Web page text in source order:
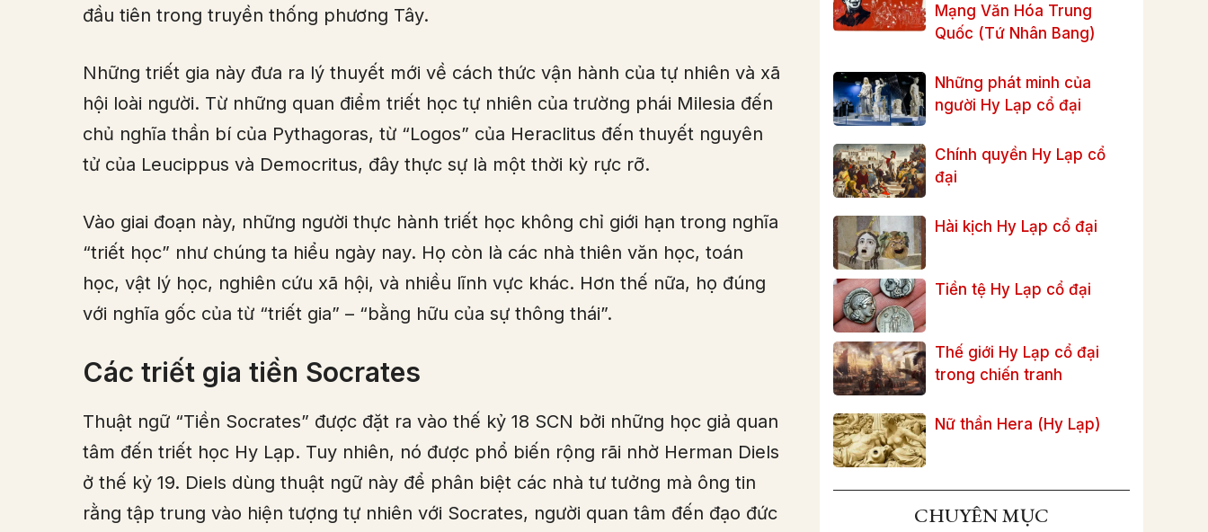
đầu tiên trong truyền thống phương Tây.
Những triết gia này đưa ra lý thuyết mới về cách thức vận hành của tự nhiên và xã
hội loài người. Từ những quan điểm triết học tự nhiên của trường phái Milesia đến
chủ nghĩa thần bí của Pythagoras, từ “Logos” của Heraclitus đến thuyết nguyên
tử của Leucippus và Democritus, đây thực sự là một thời kỳ rực rỡ.
Vào giai đoạn này, những người thực hành triết học không chỉ giới hạn trong nghĩa
“triết học” như chúng ta hiểu ngày nay. Họ còn là các nhà thiên văn học, toán
học, vật lý học, nghiên cứu xã hội, và nhiều lĩnh vực khác. Hơn thế nữa, họ đúng
với nghĩa gốc của từ “triết gia” – “bằng hữu của sự thông thái”.
Các triết gia tiền Socrates
Thuật ngữ “Tiền Socrates” được đặt ra vào thế kỷ 18 SCN bởi những học giả quan
tâm đến triết học Hy Lạp. Tuy nhiên, nó được phổ biến rộng rãi nhờ Herman Diels
ở thế kỷ 19. Diels dùng thuật ngữ này để phân biệt các nhà tư tưởng mà ông tin
rằng tập trung vào hiện tượng tự nhiên với Socrates, người quan tâm đến đạo đức
Mạng Văn Hóa Trung
Quốc (Tứ Nhân Bang)
Những phát minh của
người Hy Lạp cổ đại
Chính quyền Hy Lạp cổ
đại
Hài kịch Hy Lạp cổ đại
Tiền tệ Hy Lạp cổ đại
Thế giới Hy Lạp cổ đại
trong chiến tranh
Nữ thần Hera (Hy Lạp)
CHUYÊN MỤC